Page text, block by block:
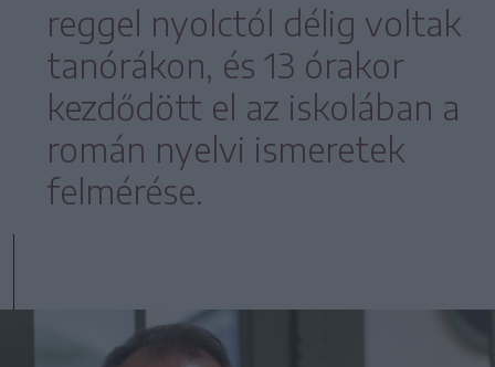
reggel nyolctól délig voltak
tanórákon, és 13 órakor
kezdődött el az iskolában a
román nyelvi ismeretek
felmérése.